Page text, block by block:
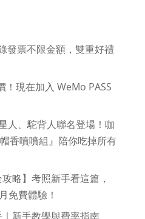
發票不限金額，雙重好禮
！現在加入 WeMo PASS
人、駝背人聯名登場！咖
香噴噴組』陪你吃掉所有
略】考照新手看這篇，
免費體驗！
新手教學與費率指南